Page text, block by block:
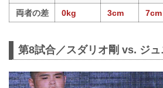
両者の差
0kg 3cm 7cm
第8試合／スダリオ剛 vs. ジ